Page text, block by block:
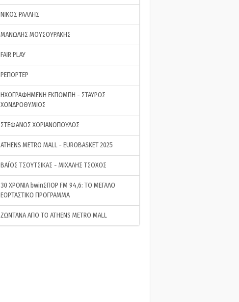
ΝΙΚΟΣ ΡΑΛΛΗΣ
ΜΑΝΩΛΗΣ ΜΟΥΣΟΥΡΑΚΗΣ
FAIR PLAY
ΡΕΠΟΡΤΕΡ
ΗΧΟΓΡΑΦΗΜΕΝΗ ΕΚΠΟΜΠΗ - ΣΤΑΥΡΟΣ
ΧΟΝΔΡΟΘΥΜΙΟΣ
ΣΤΕΦΑΝΟΣ ΧΩΡΙΑΝΟΠΟΥΛΟΣ
ATHENS METRO MALL - EUROBASKET 2025
ΒΑΪΟΣ ΤΣΟΥΤΣΙΚΑΣ - ΜΙΧΑΛΗΣ ΤΣΟΧΟΣ
30 ΧΡΟΝΙΑ bwinΣΠΟΡ FM 94,6: ΤΟ ΜΕΓΑΛΟ
ΕΟΡΤΑΣΤΙΚΟ ΠΡΟΓΡΑΜΜΑ
ΖΩΝΤΑΝΑ ΑΠΟ ΤΟ ATHENS METRO MALL